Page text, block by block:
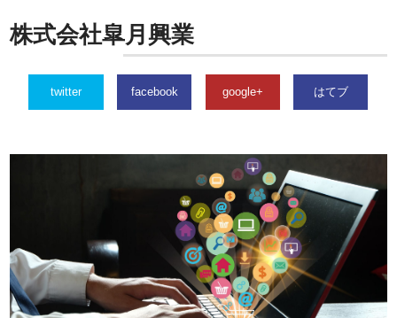
株式会社皐月興業
twitter facebook google+ はてブ